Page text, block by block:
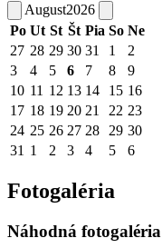
August2026
Po Ut St Št Pia So Ne
27 28 29 30 31 1
2
3
4 5 6 7 8
9
10 11 12 13 14 15 16
17 18 19 20 21 22 23
24 25 26 27 28 29 30
31 1 2 3 4 5 6
Fotogaléria
Náhodná fotogaléria